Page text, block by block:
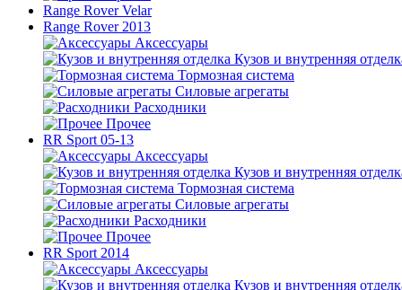
Range Rover Velar
Range Rover 2013
Аксессуары
Кузов и внутренняя
Тормозная система
Силовые агрегаты
Расходники
Прочее
RR Sport 05-13
Аксессуары
Кузов и внутренняя
Тормозная система
Силовые агрегаты
Расходники
Прочее
RR Sport 2014
Аксессуары
Кузов и внутренняя